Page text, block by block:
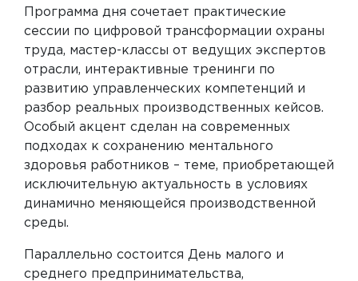
Программа дня сочетает практические
сессии по цифровой трансформации охраны
труда, мастер-классы от ведущих экспертов
отрасли, интерактивные тренинги по
развитию управленческих компетенций и
разбор реальных производственных кейсов.
Особый акцент сделан на современных
подходах к сохранению ментального
здоровья работников – теме, приобретающей
исключительную актуальность в условиях
динамично меняющейся производственной
среды.
Параллельно состоится День малого и
среднего предпринимательства,